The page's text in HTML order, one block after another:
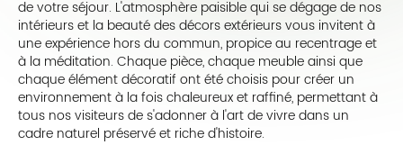
de votre séjour. L'atmosphère paisible qui se dégage de nos
intérieurs et la beauté des décors extérieurs vous invitent à
une expérience hors du commun, propice au recentrage et
à la méditation. Chaque pièce, chaque meuble ainsi que
chaque élément décoratif ont été choisis pour créer un
environnement à la fois chaleureux et raffiné, permettant à
tous nos visiteurs de s'adonner à l'art de vivre dans un
cadre naturel préservé et riche d'histoire.